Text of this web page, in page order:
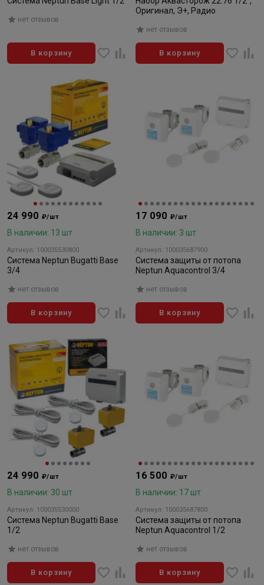
нет отзывов
В корзину
Оригинал, Э+, Радио
нет отзывов
В корзину
24 990 ₽/шт
В наличии: 13 шт
Артикул: 100035530800
Система Neptun Bugatti Base
3/4
нет отзывов
В корзину
17 090 ₽/шт
В наличии: 3 шт
Артикул: 100035687900
Система защиты от потопа
Neptun Aquacontrol 3/4
нет отзывов
В корзину
24 990 ₽/шт
В наличии: 30 шт
Артикул: 100035530000
Система Neptun Bugatti Base
1/2
нет отзывов
В корзину
16 500 ₽/шт
В наличии: 17 шт
Артикул: 100035687800
Система защиты от потопа
Neptun Aquacontrol 1/2
нет отзывов
В корзину